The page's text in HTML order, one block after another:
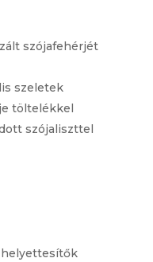
szójafehérjét
szeletek
töltelékkel
szójaliszttel
helyettesítők